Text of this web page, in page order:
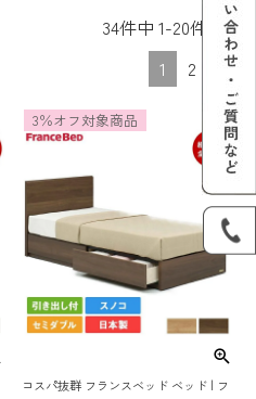
34件中 1-20件表示
1
2
コスパ抜群 フランスベッド ベッド | フ
3％オフ対象商品